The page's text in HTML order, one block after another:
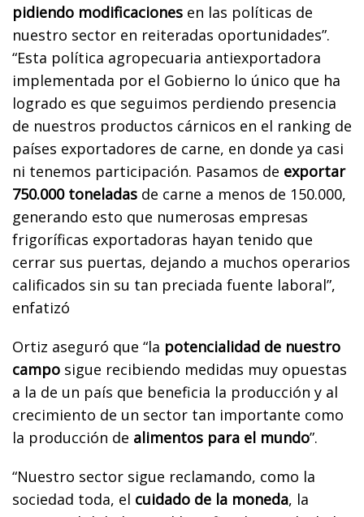
pidiendo modificaciones en las políticas de
nuestro sector en reiteradas oportunidades”.
“Esta política agropecuaria antiexportadora
implementada por el Gobierno lo único que ha
logrado es que seguimos perdiendo presencia
de nuestros productos cárnicos en el ranking de
países exportadores de carne, en donde ya casi
ni tenemos participación. Pasamos de exportar
750.000 toneladas de carne a menos de 150.000,
generando esto que numerosas empresas
frigoríficas exportadoras hayan tenido que
cerrar sus puertas, dejando a muchos operarios
calificados sin su tan preciada fuente laboral”,
enfatizó
Ortiz aseguró que “la potencialidad de nuestro
campo sigue recibiendo medidas muy opuestas
a la de un país que beneficia la producción y al
crecimiento de un sector tan importante como
la producción de alimentos para el mundo”.
“Nuestro sector sigue reclamando, como la
sociedad toda, el cuidado de la moneda, la